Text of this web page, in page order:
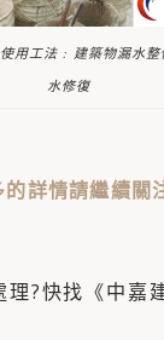
用工法 : 建築物漏水
水修復
的詳情請繼續關
理?快找《中嘉